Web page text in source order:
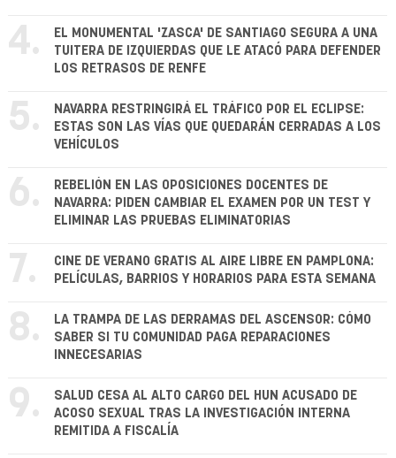
4.
EL MONUMENTAL 'ZASCA' DE SANTIAGO SEGURA A UNA
TUITERA DE IZQUIERDAS QUE LE ATACÓ PARA DEFENDER
LOS RETRASOS DE RENFE
5.
NAVARRA RESTRINGIRÁ EL TRÁFICO POR EL ECLIPSE:
ESTAS SON LAS VÍAS QUE QUEDARÁN CERRADAS A LOS
VEHÍCULOS
6.
REBELIÓN EN LAS OPOSICIONES DOCENTES DE
NAVARRA: PIDEN CAMBIAR EL EXAMEN POR UN TEST Y
ELIMINAR LAS PRUEBAS ELIMINATORIAS
7.
CINE DE VERANO GRATIS AL AIRE LIBRE EN PAMPLONA:
PELÍCULAS, BARRIOS Y HORARIOS PARA ESTA SEMANA
8.
LA TRAMPA DE LAS DERRAMAS DEL ASCENSOR: CÓMO
SABER SI TU COMUNIDAD PAGA REPARACIONES
INNECESARIAS
9.
SALUD CESA AL ALTO CARGO DEL HUN ACUSADO DE
ACOSO SEXUAL TRAS LA INVESTIGACIÓN INTERNA
REMITIDA A FISCALÍA